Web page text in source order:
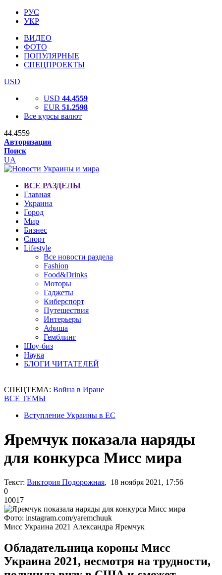
РУС
УКР
ВИДЕО
ФОТО
ПОПУЛЯРНЫЕ
СПЕЦПРОЕКТЫ
USD
USD 44.4559
EUR 51.2598
Все курсы валют
44.4559
Авторизация
Поиск
UA
ВСЕ РАЗДЕЛЫ
Главная
Украина
Город
Мир
Бизнес
Спорт
Lifestyle
Все новости раздела
Fashion
Food&Drinks
Моторы
Гаджеты
Киберспорт
Путешествия
Интерьеры
Афиша
Гемблинг
Шоу-биз
Наука
БЛОГИ ЧИТАТЕЛЕЙ
СПЕЦТЕМА: Война в Иране
ВСЕ ТЕМЫ
Вступление Украины в ЕС
Яремчук показала наряды
для конкурса Мисс мира
Текст: Виктория Подорожная, 18 ноября 2021, 17:56
0
10017
Фото: instagram.com/yaremchuuk
Мисс Украина 2021 Александра Яремчук
Обладательница короны Мисс
Украина 2021, несмотря на трудности,